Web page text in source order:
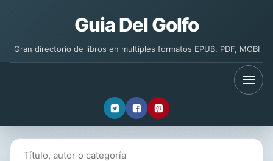
Guia Del Golfo
Gran directorio de libros en multiples formatos EPUB, PDF, MOBI